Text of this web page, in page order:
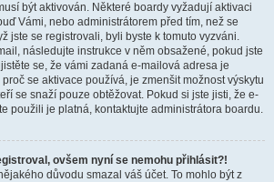
být aktivován. Některé boardy vyžadují aktivaci
Vámi, nebo administrátorem před tím, než se
jste se registrovali, byli byste k tomuto vyzváni.
následujte instrukce v něm obsažené, pokud jste
se, že vámi zadaná e-mailová adresa je
se aktivace používá, je zmenšit možnost výskytu
se snaží pouze obtěžovat. Pokud si jste jisti, že e-
použili je platná, kontaktujte administrátora boardu.
ovšem nyní se nemohu přihlásit?!
důvodu smazal váš účet. To mohlo být z